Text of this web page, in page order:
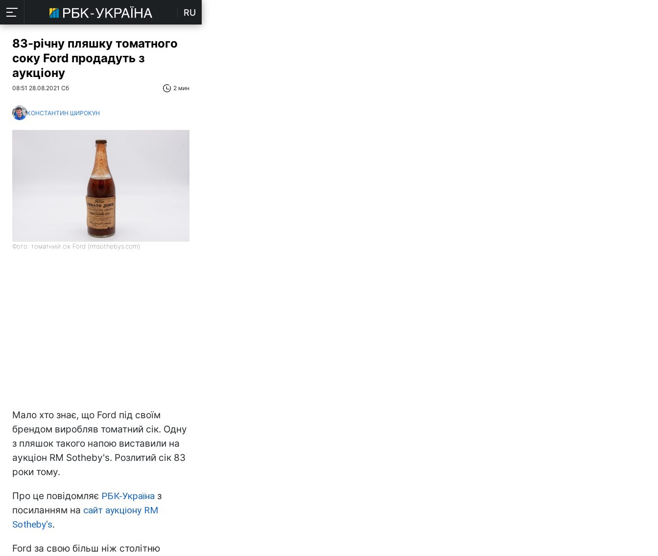
RU
83-річну пляшку томатного
соку Ford продадуть з
аукціону
08:51 28.08.2021 Сб 2 мин
КОНСТАНТИН ШИРОКУН
Фото: томатний сік Ford (rmsothebys.com)
Мало хто знає, що Ford під своїм
брендом виробляв томатний сік. Одну
з пляшок такого напою виставили на
аукціон RM Sotheby's. Розлитий сік 83
роки тому.
Про це повідомляє РБК-Україна з
посиланням на сайт аукціону RM
Sotheby's.
Ford за свою більш ніж столітню